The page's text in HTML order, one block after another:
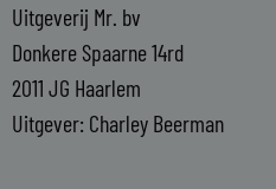
Uitgeverij Mr. bv
Donkere Spaarne 14rd
2011 JG Haarlem
Uitgever: Charley Beerman